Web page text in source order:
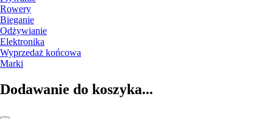
Rowery
Bieganie
Odżywianie
Elektronika
Wyprzedaż końcowa
Marki
Dodawanie do koszyka...